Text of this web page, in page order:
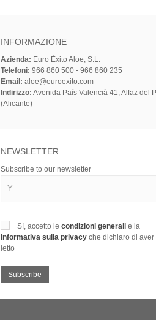
INFORMAZIONE
Azienda: Euro Éxito Aloe, S.L.
Telefoni: 966 860 500 - 966 860 235
Email: aloe@euroexito.com
Indirizzo: Avenida País Valencià 41, Alfaz del
(Alicante)
NEWSLETTER
Subscribe to our newsletter
Sì, accetto le condizioni generali e la
informativa sulla privacy che dichiaro di aver
letto
Subscribe